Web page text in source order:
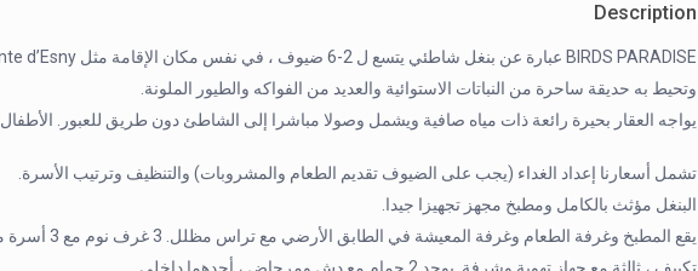
Description
وتحيط به حديقة ساحرة من النباتات الاستوائية والعديد من الفواكه والطيور الملونة.
يواجه العقار بحيرة رائعة ذات مياه صافية ويشمل وصولا مباشرا إلى الشاطئ دون طريق للعبور.
تشمل أسعارنا إعداد الغداء (يجب على الضيوف تقديم الطعام والمشروبات) والتنظيف وترتيب الأسرة.
البنغل مؤثث بالكامل ومطبخ مجهز تجهيزا جيدا.